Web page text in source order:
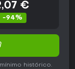
€
-94%
histórico.